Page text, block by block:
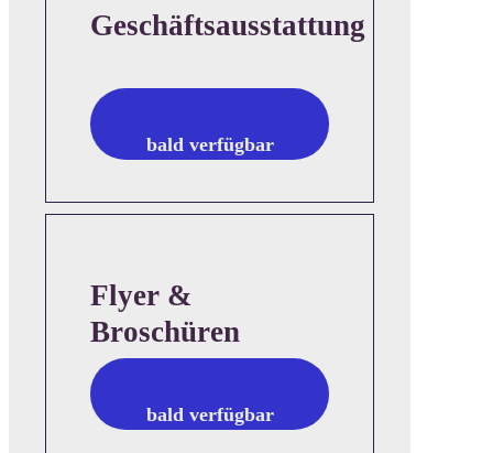
Geschäftsausstattung
bald verfügbar
Flyer &
Broschüren
bald verfügbar